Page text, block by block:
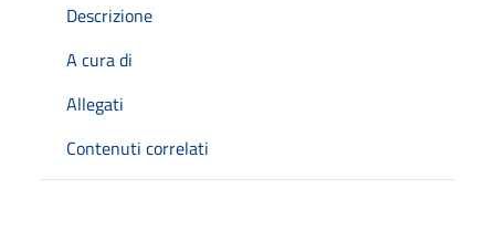
Descrizione
A cura di
Allegati
Contenuti correlati